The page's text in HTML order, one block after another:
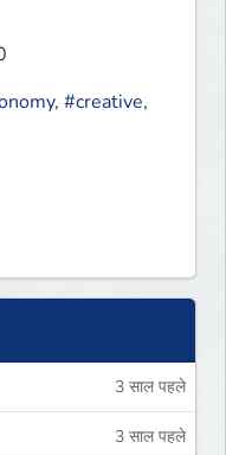
, #creative,
3 साल पहले
3 साल पहले